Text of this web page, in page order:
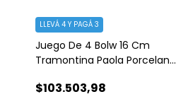
Juego De 4 Bolw 16 Cm
Tramontina Paola Porcelana
$103.503,98
LLEVÁ 4 Y PAGÁ 3